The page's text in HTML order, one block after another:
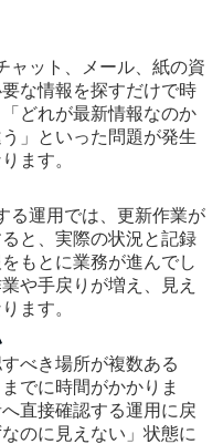
ャット、メール、紙の資
な情報を探すだけで時
どれが最新情報なのか
」といった問題が発生
ます。
る運用では、更新作業が
と、実際の状況と記録
もとに業務が進んでし
や手戻りが増え、見え
ます。
べき場所が複数ある
でに時間がかかりま
直接確認する運用に戻
のに見えない」状態に